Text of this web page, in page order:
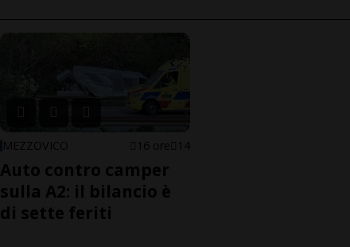
MEZZOVICO 16 ore 14
Auto contro camper
sulla A2: il bilancio è
di sette feriti